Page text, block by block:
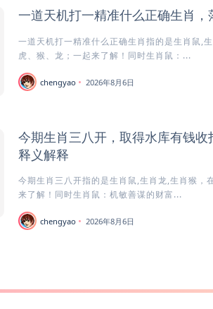
一道天机打一精准什么正确生肖，
一道天机打一精准什么正确生肖指的是生肖鼠,
虎、猴、龙；一起来了解！同时生肖鼠：...
chengyao 2026年8月6日
今期生肖三八开，取得水库有钱
释义解释
今期生肖三八开指的是生肖鼠,生肖龙,生肖猴，
来了解！同时生肖鼠：机敏善谋的财富...
chengyao 2026年8月6日